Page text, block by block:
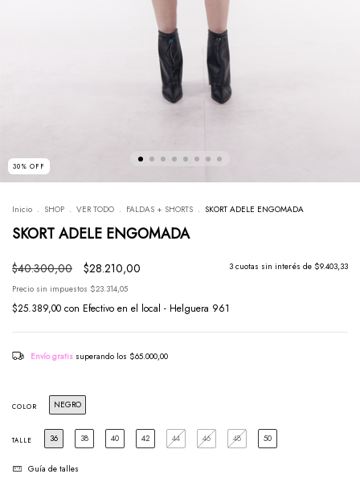
30% OFF
Inicio . SHOP . VER TODO . FALDAS + SHORTS . SKORT ADELE ENGOMADA
SKORT ADELE ENGOMADA
$40.300,00 $28.210,00 3 cuotas sin interés de $9.403,33
Precio sin impuestos $23.314,05
$25.389,00 con Efectivo en el local - Helguera 961
Envío gratis superando los $65.000,00
COLOR NEGRO
TALLE 36 38 40 42 44 46 48 50
Guía de talles